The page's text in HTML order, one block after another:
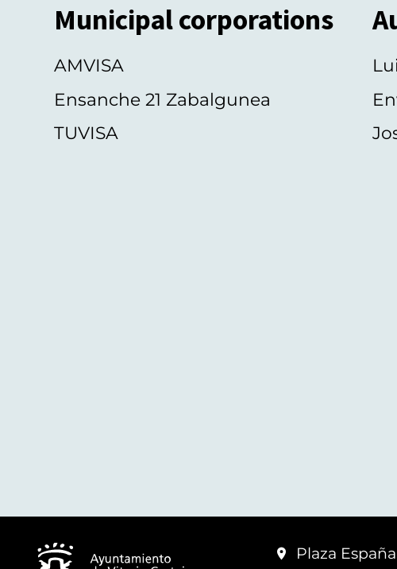
Municipal corporations
AMVISA
Ensanche 21 Zabalgunea
TUVISA
Plaza